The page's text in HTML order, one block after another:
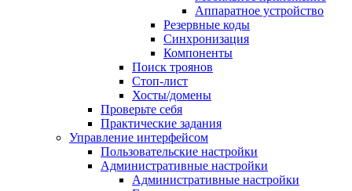
Аппаратное устройство
Резервные коды
Синхронизация
Компоненты
Поиск троянов
Стоп-лист
Хосты/домены
Проверьте себя
Практические задания
Управление интерфейсом
Пользовательские настройки
Административные настройки
Административные настройки